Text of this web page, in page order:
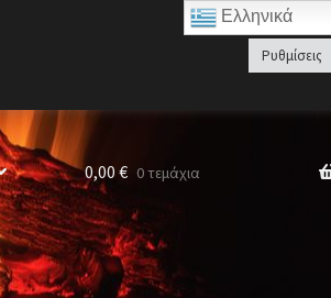
0,00 € 0 τεμάχια
Ρυθμίσεις
Ελληνικά